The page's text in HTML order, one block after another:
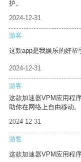
护。
2024-12-31
游客
这款app是我娱乐的好帮
2024-12-31
游客
这款加速器VPM应用程
助你在网络上自由移动。
2024-12-31
游客
这款加速器VPM应用程